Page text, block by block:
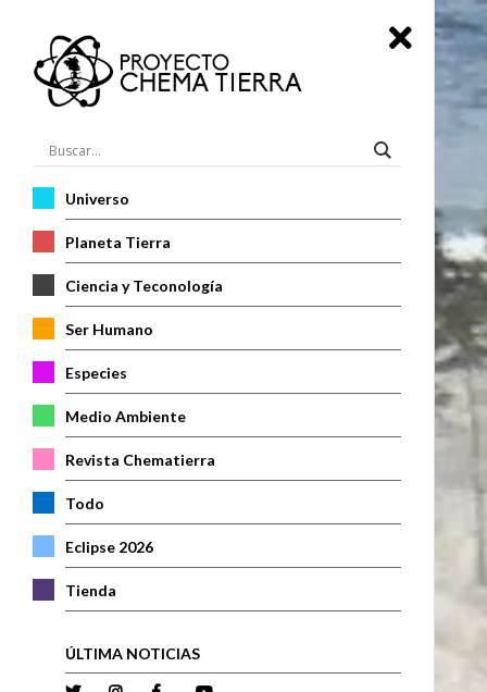
Universo
Planeta Tierra
Ciencia y Teconología
Ser Humano
Especies
Medio Ambiente
Revista Chematierra
Todo
Eclipse 2026
Tienda
ÚLTIMA NOTICIAS